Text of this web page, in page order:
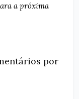
a próxima
por